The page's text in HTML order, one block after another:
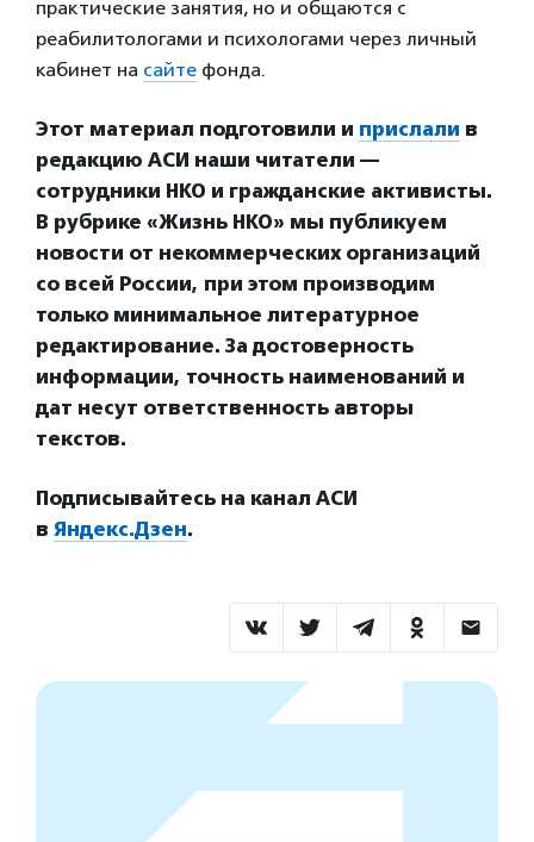
практические занятия, но и общаются с
реабилитологами и психологами через личный
кабинет на сайте фонда.
Этот материал подготовили и прислали в
редакцию АСИ наши читатели —
сотрудники НКО и гражданские активисты.
В рубрике «Жизнь НКО» мы публикуем
новости от некоммерческих организаций
со всей России, при этом производим
только минимальное литературное
редактирование. За достоверность
информации, точность наименований и
дат несут ответственность авторы
текстов.
Подписывайтесь на канал АСИ
в Яндекс.Дзен.